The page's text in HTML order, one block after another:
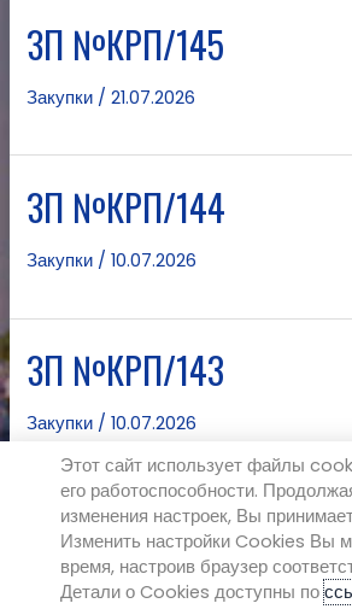
ЗП №КРП/145
Закупки /21.07.2026
ЗП №КРП/144
Закупки /10.07.2026
ЗП №КРП/143
Закупки /10.07.2026
1 2
Этот сайт использует файлы
его работоспособности.
изменения настроек, Вы
Изменить настройки Cookies Вы
время, настроив браузер
Детали о Cookies доступны по